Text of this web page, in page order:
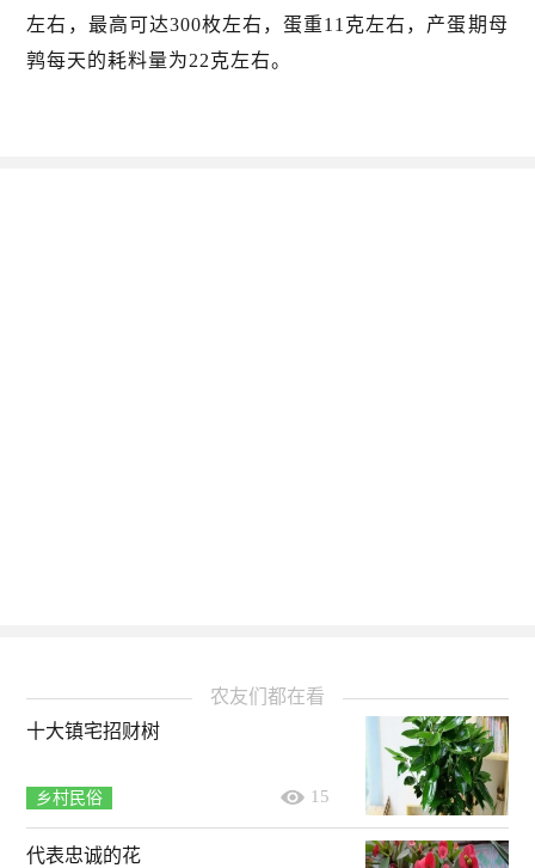
左右，最高可达300枚左右，蛋重11克左右，产蛋期母
鹑每天的耗料量为22克左右。
农友们都在看
十大镇宅招财树
乡村民俗 15
代表忠诚的花